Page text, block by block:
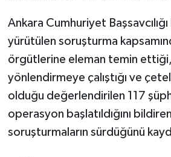
Ankara Cumhuriyet
yürütülen soruşturma
örgütlerine eleman temin
yönlendirmeye çalıştığı ve
olduğu değerlendirilen 117
operasyon başlatıldığını
soruşturmaların sürdüğünü